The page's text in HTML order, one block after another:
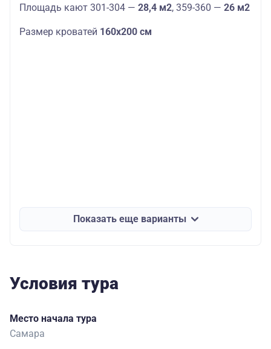
Площадь кают 301-304 — 28,4 м2, 359-360 — 26 м2
Размер кроватей 160х200 см
Показать еще варианты
Условия тура
Место начала тура
Самара